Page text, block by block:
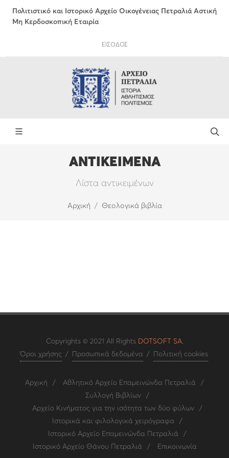
Πολιτιστικό και Ιστορικό Αρχείο Οικογένειας Πετραλιά Αστική
Μη Κερδοσκοπική Εταιρία
ΕΙΣΟΔΟΣ
ΑΝΤΙΚΕΙΜΕΝΑ
Λίστα αντικειμένων
Αρχική Θεολογικά βιβλία
Copyrights © 2021 All Rights DOTSOFT SA.
Όροι χρήσης / Προσωπικά δεδομένα / Πολιτική cookies
Αρχική / Αθλητικό Αρχείο Επαμεινώνδα Πετραλιά
/
Συλλογή Βιβλίων
/
Αρχείο Κινήματος για την ισότητα των δύο φύλων
/
Ιστορικά και φιλολογικά χειρόγραφα
/
Ιστορικό Αρχείο Επαμεινώνδα Πετραλιά
/
Ιστορικό Αρχείο Θάνου Πετραλιά
/ Επικοινωνία